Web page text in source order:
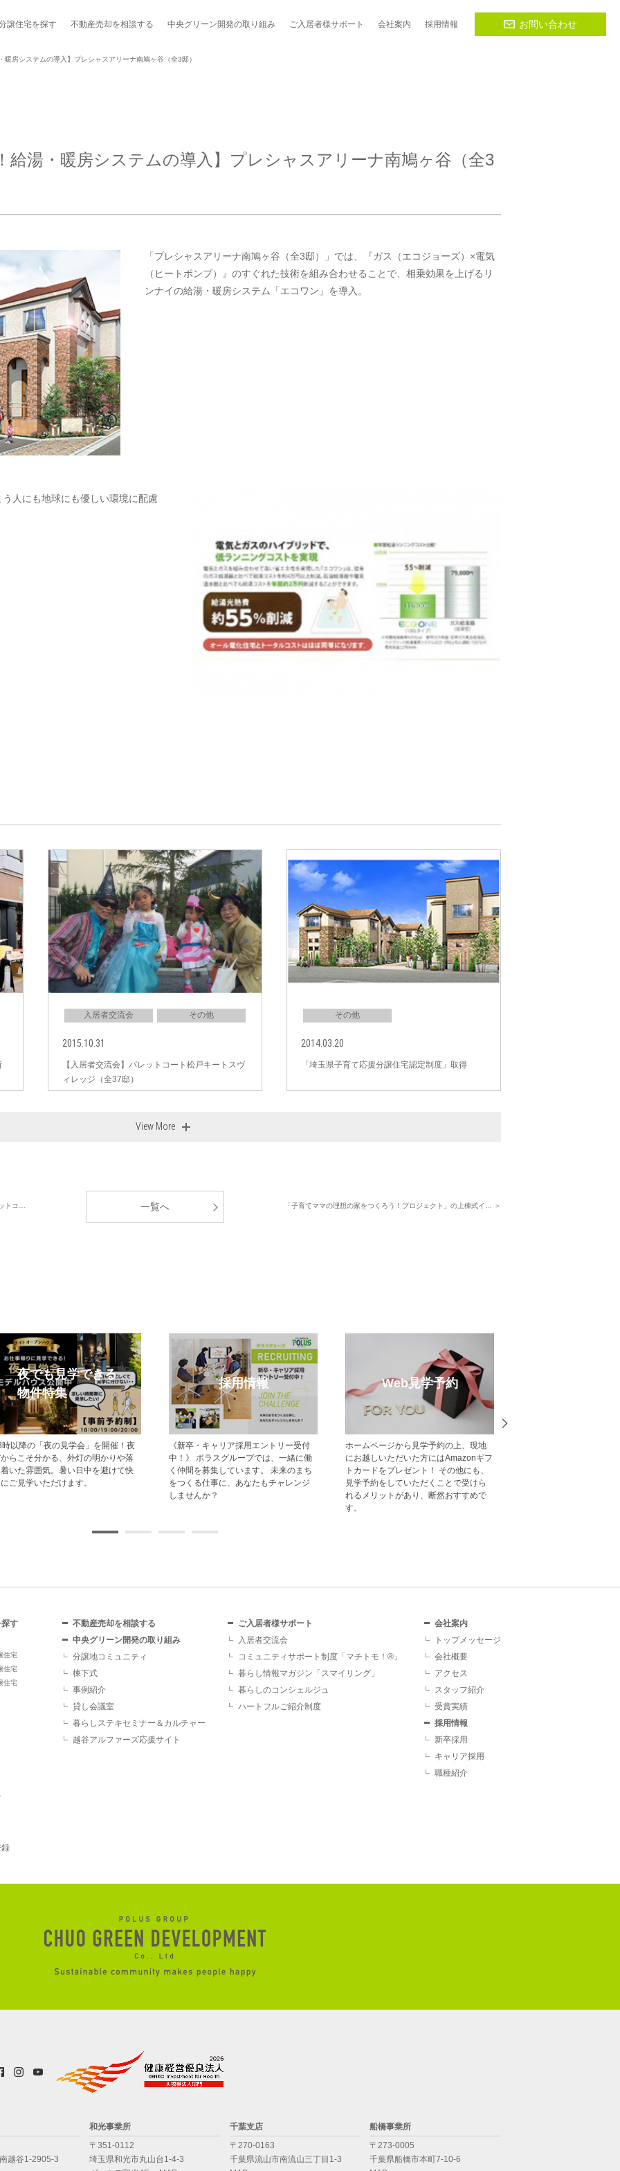
譲住宅を探す
のチラシ
実績を見る
メルマガ登録
不動産売却を相談する 中央グリーン開発の取り組み
ァーズ応援サイト
ご入居者様サポート 会社案内 採用情報 お問い合わせ
房システムの導入】プレシャスアリーナ南鳩ヶ谷（全3邸）
湯・暖房システムの導入】プレシャスアリーナ南鳩ヶ谷（全3
「プレシャスアリーナ南鳩ヶ谷（全3邸）」では、『ガス（エコジョーズ）×電気
（ヒートポンプ）』のすぐれた技術を組み合わせることで、相乗効果を上げるリ
ンナイの給湯・暖房システム「エコワン」を導入。
人にも地球にも優しい環境に配慮
入居者交流会 その他
2015.10.31
【入居者交流会】パレットコート松戸キートスヴ
ィレッジ（全37邸）
その他
2014.03.20
「埼玉県子育て応援分譲住宅認定制度」取得
View More
トコ… 「子育てママの理想の家をつくろう！プロジェクト」の上棟式イ… ＞
一覧へ
現地
ギフ
も、
けら
オープンハウス
今週開催予定のモデルハウス見学会・
現地見学会の一覧です。 ぜひお気軽に
お越しくださいませ。
モデルハウス特集
現地でモデルハウス見学ができるポラ
スの新築一戸建て・分譲住宅をご紹介
します。
メルマガ登録
【登録無料】ポラスの新築一戸建て・
分譲住宅情報をいち早くお届けするメ
ールマガジン配信サービスです。
す
住宅
住宅
住宅
不動産売却を相談する
中央グリーン開発の取り組み
分譲地コミュニティ
棟下式
事例紹介
貸し会議室
暮らしステキセミナー＆カルチャー
越谷アルファーズ応援サイト
ご入居者様サポート
入居者交流会
コミュニティサポート制度「マチトモ！®」
暮らし情報マガジン「スマイリング」
暮らしのコンシェルジュ
ハートフルご紹介制度
会社案内
トップメッセージ
会社概要
アクセス
スタッフ紹介
受賞実績
採用情報
新卒採用
キャリア採用
職種紹介
越谷1-2905-3
和光事業所
〒351-0112
埼玉県和光市丸山台1-4-3
千葉支店
〒270-0163
千葉県流山市南流山三丁目1-3
船橋事業所
〒273-0005
千葉県船橋市本町7-10-6